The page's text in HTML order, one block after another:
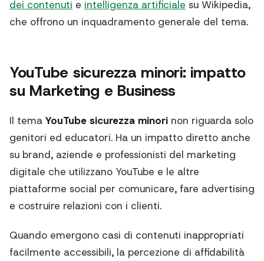
dei contenuti e intelligenza artificiale su Wikipedia,
che offrono un inquadramento generale del tema.
YouTube sicurezza minori: impatto
su Marketing e Business
Il tema YouTube sicurezza minori non riguarda solo
genitori ed educatori. Ha un impatto diretto anche
su brand, aziende e professionisti del marketing
digitale che utilizzano YouTube e le altre
piattaforme social per comunicare, fare advertising
e costruire relazioni con i clienti.
Quando emergono casi di contenuti inappropriati
facilmente accessibili, la percezione di affidabilità